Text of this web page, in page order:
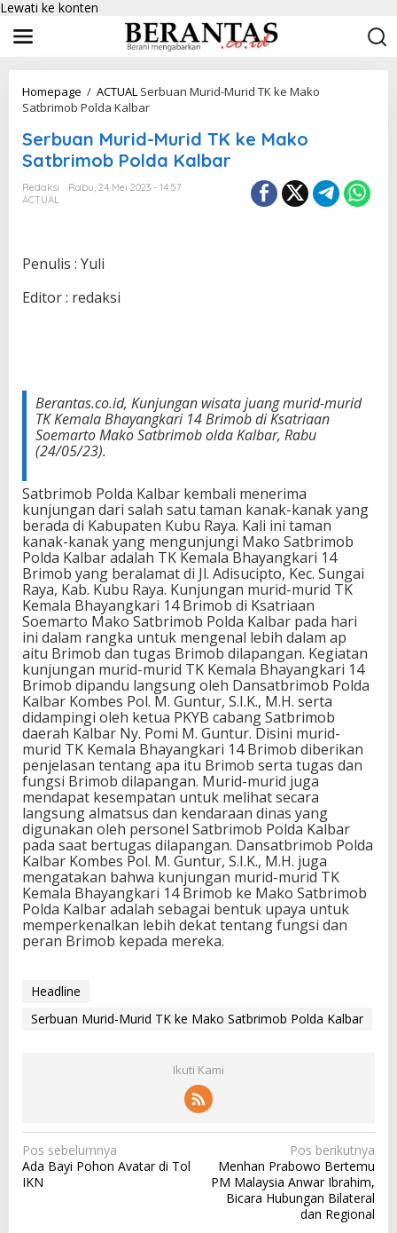
Lewati ke konten
Homepage / ACTUAL Serbuan Murid-Murid TK ke Mako
Satbrimob Polda Kalbar
Serbuan Murid-Murid TK ke Mako
Satbrimob Polda Kalbar
Redaksi
Rabu, 24 Mei 2023 - 14:57
ACTUAL
Penulis : Yuli
Editor : redaksi
Berantas.co.id, Kunjungan wisata juang murid-murid
TK Kemala Bhayangkari 14 Brimob di Ksatriaan
Soemarto Mako Satbrimob olda Kalbar, Rabu
(24/05/23).
Satbrimob Polda Kalbar kembali menerima
kunjungan dari salah satu taman kanak-kanak yang
berada di Kabupaten Kubu Raya. Kali ini taman
kanak-kanak yang mengunjungi Mako Satbrimob
Polda Kalbar adalah TK Kemala Bhayangkari 14
Brimob yang beralamat di Jl. Adisucipto, Kec. Sungai
Raya, Kab. Kubu Raya. Kunjungan murid-murid TK
Kemala Bhayangkari 14 Brimob di Ksatriaan
Soemarto Mako Satbrimob Polda Kalbar pada hari
ini dalam rangka untuk mengenal lebih dalam ap
aitu Brimob dan tugas Brimob dilapangan. Kegiatan
kunjungan murid-murid TK Kemala Bhayangkari 14
Brimob dipandu langsung oleh Dansatbrimob Polda
Kalbar Kombes Pol. M. Guntur, S.I.K., M.H. serta
didampingi oleh ketua PKYB cabang Satbrimob
daerah Kalbar Ny. Pomi M. Guntur. Disini murid-
murid TK Kemala Bhayangkari 14 Brimob diberikan
penjelasan tentang apa itu Brimob serta tugas dan
fungsi Brimob dilapangan. Murid-murid juga
mendapat kesempatan untuk melihat secara
langsung almatsus dan kendaraan dinas yang
digunakan oleh personel Satbrimob Polda Kalbar
pada saat bertugas dilapangan. Dansatbrimob Polda
Kalbar Kombes Pol. M. Guntur, S.I.K., M.H. juga
mengatakan bahwa kunjungan murid-murid TK
Kemala Bhayangkari 14 Brimob ke Mako Satbrimob
Polda Kalbar adalah sebagai bentuk upaya untuk
memperkenalkan lebih dekat tentang fungsi dan
peran Brimob kepada mereka.
Headline
Serbuan Murid-Murid TK ke Mako Satbrimob Polda Kalbar
Ikuti Kami
N
a
Pos sebelumnya
Ada Bayi Pohon Avatar di Tol
IKN
Pos berikutnya
Menhan Prabowo Bertemu
PM Malaysia Anwar Ibrahim,
Bicara Hubungan Bilateral
dan Regional